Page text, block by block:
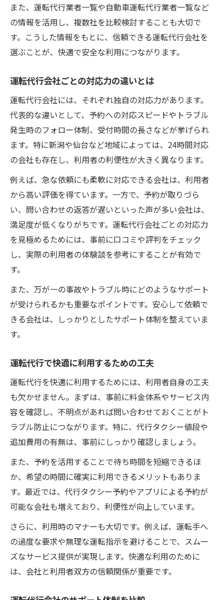
また、運転代行業者一覧や自動車運転代行業者一覧など
の情報を活用し、複数社を比較検討することも大切で
す。こうした情報をもとに、信頼できる運転代行会社を
選ぶことが、快適で安全な利用につながります。
運転代行会社ごとの対応力の違いとは
運転代行会社には、それぞれ独自の対応力があります。
代表的な違いとして、予約への対応スピードやトラブル
発生時のフォロー体制、受付時間の長さなどが挙げられ
ます。特に新潟や仙台など地域によっては、24時間対応
の会社も存在し、利用者の利便性が大きく異なります。
例えば、急な依頼にも柔軟に対応できる会社は、利用者
から高い評価を得ています。一方で、予約が取りづら
い、問い合わせの返答が遅いといった声が多い会社は、
満足度が低くなりがちです。運転代行会社ごとの対応力
を見極めるためには、事前に口コミや評判をチェック
し、実際の利用者の体験談を参考にすることが有効で
す。
また、万が一の事故やトラブル時にどのようなサポート
が受けられるかも重要なポイントです。安心して依頼で
きる会社は、しっかりとしたサポート体制を整えていま
す。
運転代行で快適に利用するための工夫
運転代行を快適に利用するためには、利用者自身の工夫
も欠かせません。まずは、事前に料金体系やサービス内
容を確認し、不明点があれば問い合わせておくことがト
ラブル防止につながります。特に、代行タクシー値段や
追加費用の有無は、事前にしっかり確認しましょう。
また、予約を活用することで待ち時間を短縮できるほ
か、希望の時間に確実に利用できるメリットもありま
す。最近では、代行タクシー予約やアプリによる予約が
可能な会社も増えており、利便性が向上しています。
さらに、利用時のマナーも大切です。例えば、運転手へ
の過度な要求や無理な運転指示を避けることで、スムー
ズなサービス提供が実現します。快適な利用のために
は、会社と利用者双方の信頼関係が重要です。